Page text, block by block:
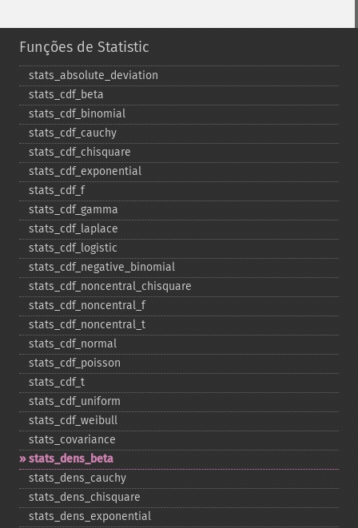
Funções de Statistic
stats_​absolute_​deviation
stats_​cdf_​beta
stats_​cdf_​binomial
stats_​cdf_​cauchy
stats_​cdf_​chisquare
stats_​cdf_​exponential
stats_​cdf_​f
stats_​cdf_​gamma
stats_​cdf_​laplace
stats_​cdf_​logistic
stats_​cdf_​negative_​binomial
stats_​cdf_​noncentral_​chisquare
stats_​cdf_​noncentral_​f
stats_​cdf_​noncentral_​t
stats_​cdf_​normal
stats_​cdf_​poisson
stats_​cdf_​t
stats_​cdf_​uniform
stats_​cdf_​weibull
stats_​covariance
stats_​dens_​beta
stats_​dens_​cauchy
stats_​dens_​chisquare
stats_​dens_​exponential